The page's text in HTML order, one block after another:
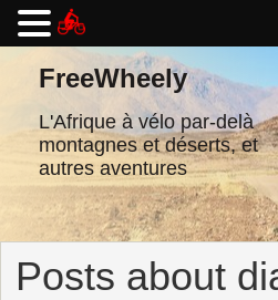
contenuFreeWheely
L'Afrique à vélo par-delà
montagnes et déserts, et
autres aventures
Posts about